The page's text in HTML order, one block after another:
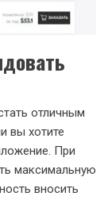
отличным
вы хотите
При
максимальную
вносить